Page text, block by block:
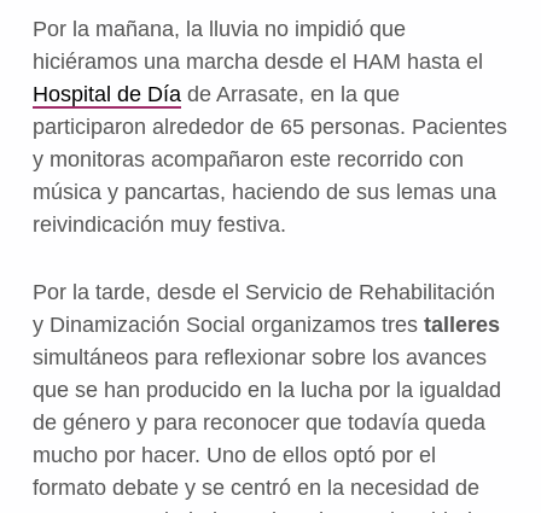
Por la mañana, la lluvia no impidió que
hiciéramos una marcha desde el HAM hasta el
Hospital de Díade Arrasate, en la que
participaron alrededor de 65 personas. Pacientes
y monitoras acompañaron este recorrido con
música y pancartas, haciendo de sus lemas una
reivindicación muy festiva.
Por la tarde, desde el Servicio de Rehabilitación
y Dinamización Social organizamos tres talleres
simultáneos para reflexionar sobre los avances
que se han producido en la lucha por la igualdad
de género y para reconocer que todavía queda
mucho por hacer. Uno de ellos optó por el
formato debate y se centró en la necesidad de